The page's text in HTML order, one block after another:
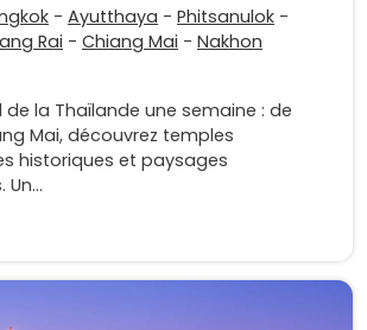
- Ayutthaya - Phitsanulok -
Rai - Chiang Mai - Nakhon
de la Thaïlande une semaine : de
Mai, découvrez temples
historiques et paysages